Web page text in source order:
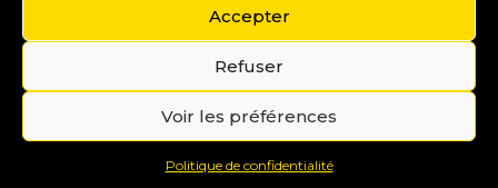
Accepter
Refuser
Voir les préférences
Politique de confidentialité
Gérer mes cookies
Copyright © 2015-2035 Eureka Study Pro – Formations
& outils pour les professionnels du coaching et de